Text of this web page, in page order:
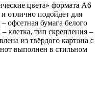
цвета» формата А6
отлично подойдет для
офсетная бумага белого
клетка, тип скрепления –
из твёрдого картона с
выполнен в стильном